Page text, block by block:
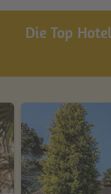
Die Top